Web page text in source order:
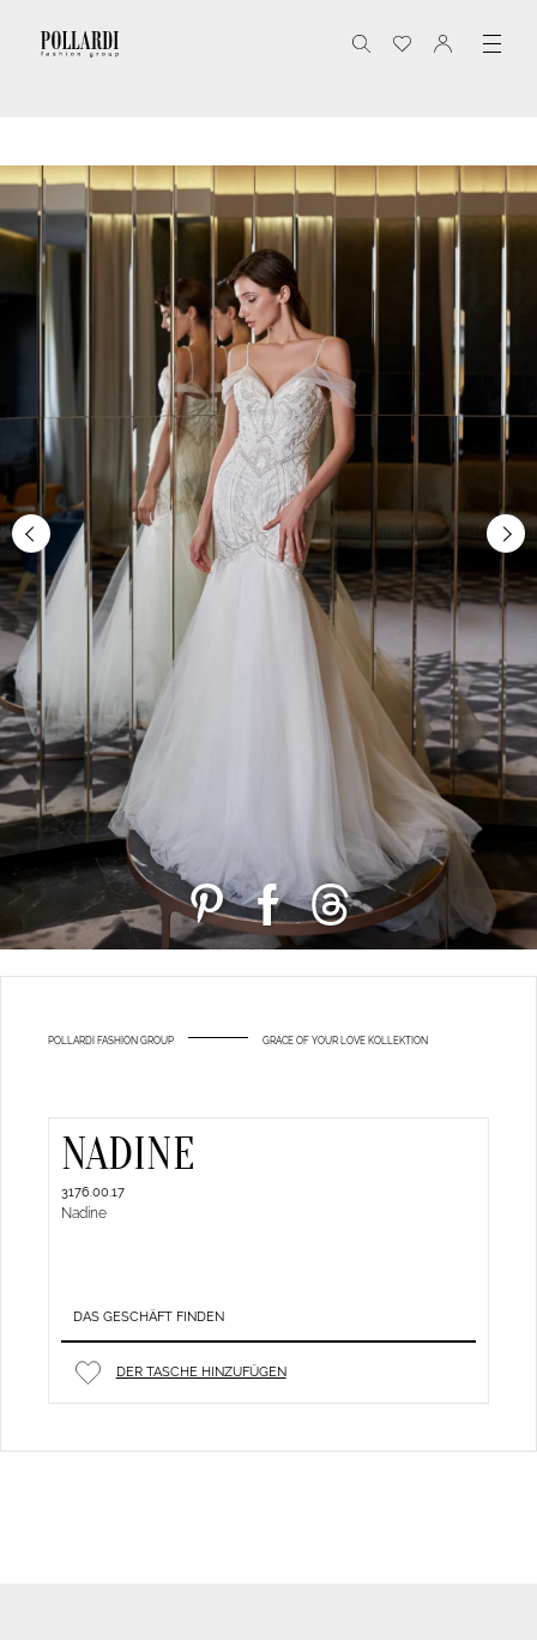
POLLARDI FASHION GROUP GRACE OF YOUR LOVE KOLLEKTION
NADINE
3176.00.17
Nadine
DAS GESCHÄFT FINDEN
DER TASCHE HINZUFÜGEN